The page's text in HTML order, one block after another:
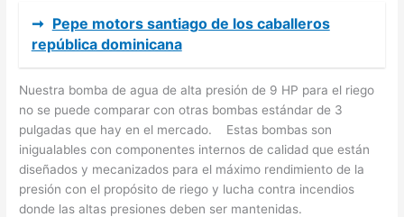
➞ Pepe motors santiago de los caballeros
república dominicana
Nuestra bomba de agua de alta presión de 9 HP para el riego
no se puede comparar con otras bombas estándar de 3
pulgadas que hay en el mercado. Estas bombas son
inigualables con componentes internos de calidad que están
diseñados y mecanizados para el máximo rendimiento de la
presión con el propósito de riego y lucha contra incendios
donde las altas presiones deben ser mantenidas.